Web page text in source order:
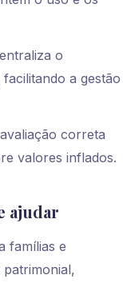
o
a gestão
avaliação correta
valores inflados.
ajudar
famílias e